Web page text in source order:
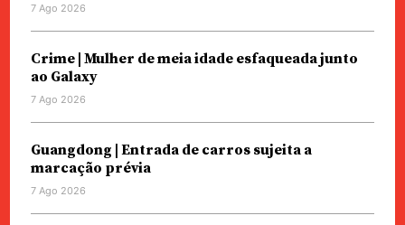
7 Ago 2026
Crime | Mulher de meia idade esfaqueada junto
ao Galaxy
7 Ago 2026
Guangdong | Entrada de carros sujeita a
marcação prévia
7 Ago 2026